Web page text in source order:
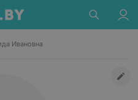
Ивановна